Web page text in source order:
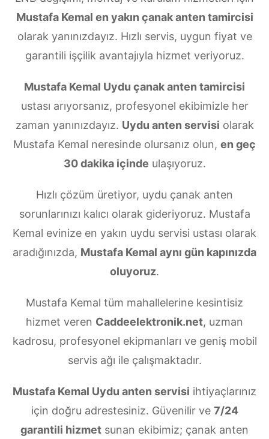
Mustafa Kemal en yakın çanak anten tamircisi
olarak yanınızdayız. Hızlı servis, uygun fiyat ve
garantili işçilik avantajıyla hizmet veriyoruz.
Mustafa Kemal Uydu çanak anten tamircisi
ustası arıyorsanız, profesyonel ekibimizle her
zaman yanınızdayız. Uydu anten servisi olarak
Mustafa Kemal neresinde olursanız olun, en geç
30 dakika içinde ulaşıyoruz.
Hızlı çözüm üretiyor, uydu çanak anten
sorunlarınızı kalıcı olarak gideriyoruz. Mustafa
Kemal evinize en yakın uydu servisi ustası olarak
aradığınızda, Mustafa Kemal aynı gün kapınızda
oluyoruz.
Mustafa Kemal tüm mahallelerine kesintisiz
hizmet veren Caddeelektronik.net, uzman
kadrosu, profesyonel ekipmanları ve geniş mobil
servis ağı ile çalışmaktadır.
Mustafa Kemal Uydu anten servisi ihtiyaçlarınız
için doğru adrestesiniz. Güvenilir ve 7/24
garantili hizmet sunan ekibimiz; çanak anten